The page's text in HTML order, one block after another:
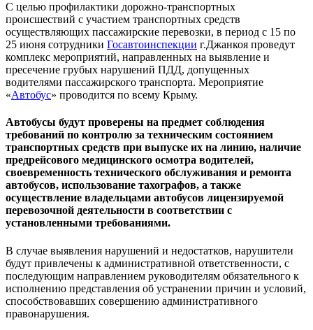
С целью профилактики дорожно-транспортных
происшествий с участием транспортных средств
осуществляющих пассажирские перевозки, в период с 15 по
25 июня сотрудники Госавтоинспекции г.Джанкоя проведут
комплекс мероприятий, направленных на выявление и
пресечение грубых нарушений ПДД, допущенных
водителями пассажирского транспорта. Мероприятие
«Автобус» проводится по всему Крыму.
Автобусы будут проверены на предмет соблюдения
требований по контролю за техническим состоянием
транспортных средств при выпуске их на линию, наличие
предрейсового медицинского осмотра водителей,
своевременность технического обслуживания и ремонта
автобусов, использование тахографов, а также
осуществление владельцами автобусов лицензируемой
перевозочной деятельности в соответствии с
установленными требованиями.
В случае выявления нарушений и недостатков, нарушители
будут привлечены к административной ответственности, с
последующим направлением руководителям обязательного к
исполнению представления об устранении причин и условий,
способствовавших совершению административного
правонарушения.